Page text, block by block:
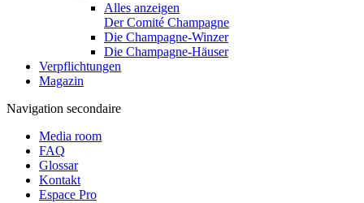
Alles anzeigen
Der Comité Champagne
Die Champagne-Winzer
Die Champagne-Häuser
Verpflichtungen
Magazin
Navigation secondaire
Media room
FAQ
Glossar
Kontakt
Espace Pro